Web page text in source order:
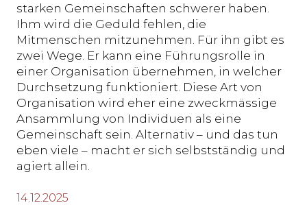
starken Gemeinschaften schwerer haben.
Ihm wird die Geduld fehlen, die
Mitmenschen mitzunehmen. Für ihn gibt es
zwei Wege. Er kann eine Führungsrolle in
einer Organisation übernehmen, in welcher
Durchsetzung funktioniert. Diese Art von
Organisation wird eher eine zweckmässige
Ansammlung von Individuen als eine
Gemeinschaft sein. Alternativ – und das tun
eben viele – macht er sich selbstständig und
agiert allein.
14.12.2025